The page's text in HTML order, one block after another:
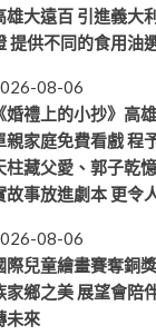
雄大遠百 引進義大
提供不同的食用油
08-06
《婚禮上的小抄》高
親家庭免費看戲 程
柱藏父愛、郭子乾
故事放進劇本 更令
08-06
際兒童繪畫賽奪銅
家鄉之美 展望會
未來